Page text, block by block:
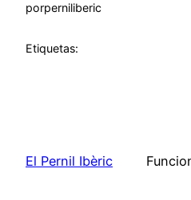
porperniliberic
Etiquetas:
El Pernil Ibèric